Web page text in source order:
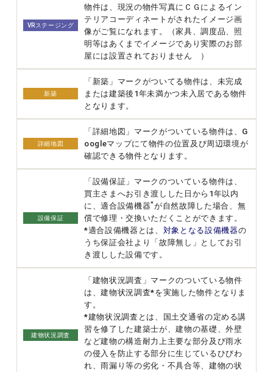
VRステージング
物件は、現況の物件写真にＣＧによるイン
テリアコーディネートがされたイメージ画
像がご覧になれます。（家具、調度品、照
明等はあくまでイメージであり実際のお部
屋には設置されておりません ）
新築
「新築」マークがついてる物件は、未完成
または建築後1年未満かつ未入居である物件
となります。
詳細地図
「詳細地図」マークがついている物件は、G
oogleマップにて物件の位置及び周辺環境が
確認できる物件となります。
設備保証
「設備保証」マークのついている物件は、
買主さまへお引き渡しした日から1年以内
に、適合設備機器*が自然故障した場合、無
償で修理・交換いただくことができます。
*適合設備機器とは、 対象となる設備機器の
うち保証会社より「故障無し」としてお引
き渡しした設備です。
建物状況調査
「建物状況調査」マークのついている物件
は、建物状況調査*を実施した物件となりま
す。
*建物状況調査とは、国土交通省の定める講
習を修了した建築士が、建物の基礎、外壁
など建物の構造耐力上主要な部分及び雨水
の侵入を防止する部分に生じているひびわ
れ、雨漏り等の劣化・不具合等、建物の状